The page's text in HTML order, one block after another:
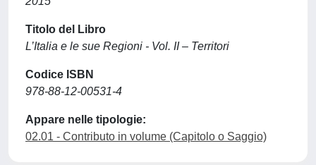
Titolo del Libro
L’Italia e le sue Regioni - Vol. II – Territori
Codice ISBN
978-88-12-00531-4
Appare nelle tipologie:
02.01 - Contributo in volume (Capitolo o Saggio)